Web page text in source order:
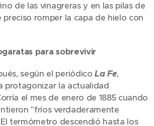
de las vinagreras y en las pilas de
romper la capa de hielo con
para sobrevivir
según el periódicoLa Fe,
protagonizar la actualidad
el mes de enero de 1885 cuando
"fríos verdaderamente
termómetro descendió hasta los